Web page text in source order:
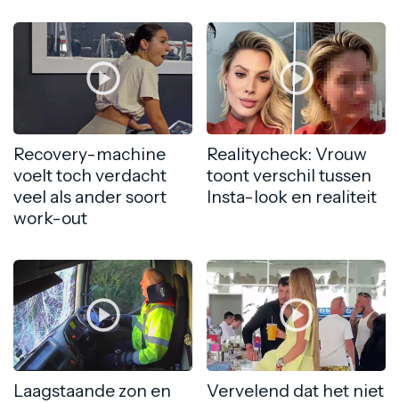
Recovery-machine
voelt toch verdacht
veel als ander soort
work-out
Realitycheck: Vrouw
toont verschil tussen
Insta-look en realiteit
Laagstaande zon en
Vervelend dat het niet